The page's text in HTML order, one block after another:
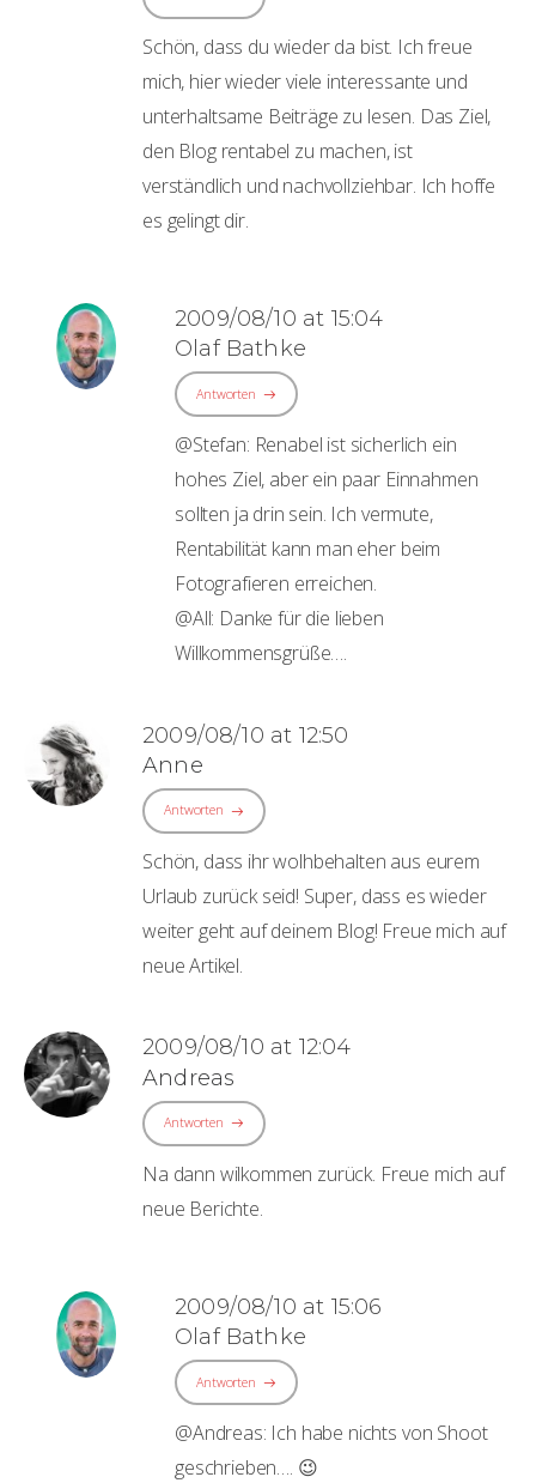
Schön, dass du wieder da bist. Ich freue
mich, hier wieder viele interessante und
unterhaltsame Beiträge zu lesen. Das Ziel,
den Blog rentabel zu machen, ist
verständlich und nachvollziehbar. Ich hoffe
es gelingt dir.
2009/08/10 at 15:04
Olaf Bathke
Antworten
@Stefan: Renabel ist sicherlich ein
hohes Ziel, aber ein paar Einnahmen
sollten ja drin sein. Ich vermute,
Rentabilität kann man eher beim
Fotografieren erreichen.
@All: Danke für die lieben
Willkommensgrüße….
2009/08/10 at 12:50
Anne
Antworten
Schön, dass ihr wolhbehalten aus eurem
Urlaub zurück seid! Super, dass es wieder
weiter geht auf deinem Blog! Freue mich auf
neue Artikel.
2009/08/10 at 12:04
Andreas
Antworten
Na dann wilkommen zurück. Freue mich auf
neue Berichte.
2009/08/10 at 15:06
Olaf Bathke
Antworten
@Andreas: Ich habe nichts von Shoot
geschrieben…. 😉